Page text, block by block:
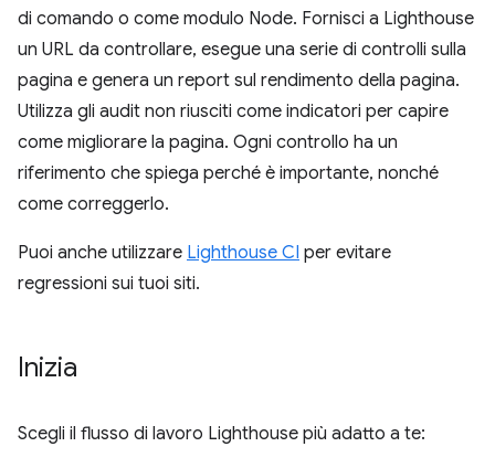
di comando o come modulo Node. Fornisci a Lighthouse
un URL da controllare, esegue una serie di controlli sulla
pagina e genera un report sul rendimento della pagina.
Utilizza gli audit non riusciti come indicatori per capire
come migliorare la pagina. Ogni controllo ha un
riferimento che spiega perché è importante, nonché
come correggerlo.
Puoi anche utilizzare Lighthouse CI per evitare
regressioni sui tuoi siti.
Inizia
Scegli il flusso di lavoro Lighthouse più adatto a te: